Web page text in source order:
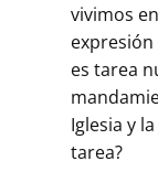
vivimos
es tarea
Iglesia y
tarea?